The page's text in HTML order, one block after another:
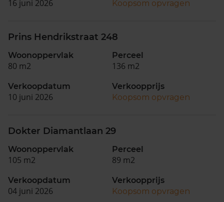
16 juni 2026 Koopsom opvragen
Prins Hendrikstraat 248
Woonoppervlak
80 m2
Perceel
136 m2
Verkoopdatum
10 juni 2026
Verkoopprijs
Koopsom opvragen
Dokter Diamantlaan 29
Woonoppervlak
105 m2
Perceel
89 m2
Verkoopdatum
04 juni 2026
Verkoopprijs
Koopsom opvragen